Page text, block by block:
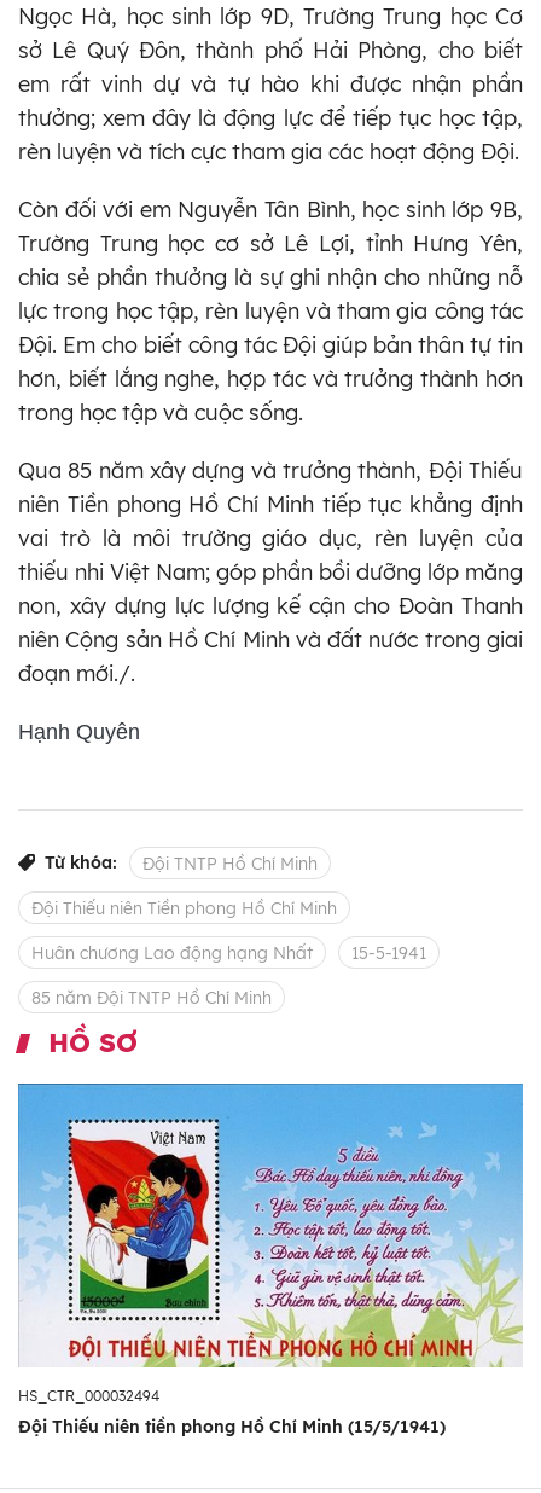
Ngọc Hà, học sinh lớp 9D, Trường Trung học Cơ
sở Lê Quý Đôn, thành phố Hải Phòng, cho biết
em rất vinh dự và tự hào khi được nhận phần
thưởng; xem đây là động lực để tiếp tục học tập,
rèn luyện và tích cực tham gia các hoạt động Đội.
Còn đối với em Nguyễn Tân Bình, học sinh lớp 9B,
Trường Trung học cơ sở Lê Lợi, tỉnh Hưng Yên,
chia sẻ phần thưởng là sự ghi nhận cho những nỗ
lực trong học tập, rèn luyện và tham gia công tác
Đội. Em cho biết công tác Đội giúp bản thân tự tin
hơn, biết lắng nghe, hợp tác và trưởng thành hơn
trong học tập và cuộc sống.
Qua 85 năm xây dựng và trưởng thành, Đội Thiếu
niên Tiền phong Hồ Chí Minh tiếp tục khẳng định
vai trò là môi trường giáo dục, rèn luyện của
thiếu nhi Việt Nam; góp phần bồi dưỡng lớp măng
non, xây dựng lực lượng kế cận cho Đoàn Thanh
niên Cộng sản Hồ Chí Minh và đất nước trong giai
đoạn mới./.
Hạnh Quyên
Từ khóa: Đội TNTP Hồ Chí Minh
Đội Thiếu niên Tiền phong Hồ Chí Minh
Huân chương Lao động hạng Nhất 15-5-1941
85 năm Đội TNTP Hồ Chí Minh
HỒ SƠ
HS_CTR_000032494
Đội Thiếu niên tiền phong Hồ Chí Minh (15/5/1941)